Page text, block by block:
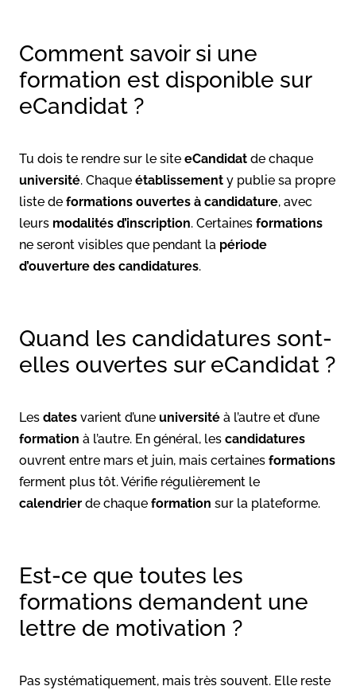
Comment savoir si une
formation est disponible sur
eCandidat ?
Tu dois te rendre sur le site eCandidat de chaque
université. Chaque établissement y publie sa propre
liste de formations ouvertes à candidature, avec
leurs modalités d’inscription. Certaines formations
ne seront visibles que pendant la période
d’ouverture des candidatures.
Quand les candidatures sont-
elles ouvertes sur eCandidat ?
Les dates varient d’une université à l’autre et d’une
formation à l’autre. En général, les candidatures
ouvrent entre mars et juin, mais certaines formations
ferment plus tôt. Vérifie régulièrement le
calendrier de chaque formation sur la plateforme.
Est-ce que toutes les
formations demandent une
lettre de motivation ?
Pas systématiquement, mais très souvent. Elle reste